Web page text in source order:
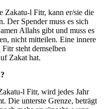
Zakatu-l Fitr, kann er/sie die
Der Spender muss es sich
Allahs gibt und muss es
nicht mitteilen. Eine innere
steht demselben
Zakat hat.
l Fitr, wird jedes Jahr
Die unterste Grenze, beträgt